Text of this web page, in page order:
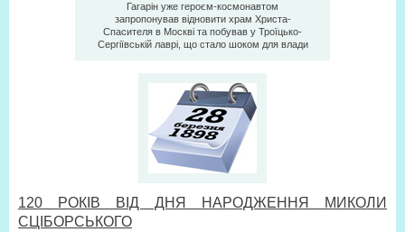
Гагарін уже героєм‑космонавтом
запропонував відновити храм Христа-
Спасителя в Москві та побував у Троїцько-
Сергіївській лаврі, що стало шоком для влади
120 РОКІВ ВІД ДНЯ НАРОДЖЕННЯ МИКОЛИ
СЦІБОРСЬКОГО